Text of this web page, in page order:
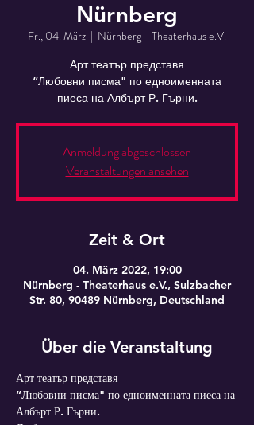
Nürnberg
Fr., 04. März
  |
Nürnberg - Theaterhaus e.V.
Арт театър представя
“Любовни писма" по едноименната
пиеса на Албърт Р. Гърни.
Anmeldung abgeschlossen
Veranstaltungen ansehen
Zeit & Ort
04. März 2022, 19:00
Nürnberg - Theaterhaus e.V., Sulzbacher
Str. 80, 90489 Nürnberg, Deutschland
Über die Veranstaltung
Арт театър представя
“Любовни писма" по едноименната пиеса на
Албърт Р. Гърни.